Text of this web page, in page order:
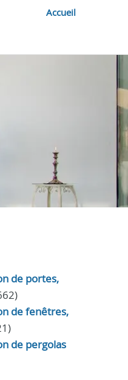
Accueil
de portes,
de fenêtres,
de pergolas